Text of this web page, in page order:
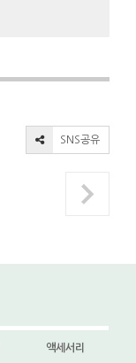
SNS공유
액세서리